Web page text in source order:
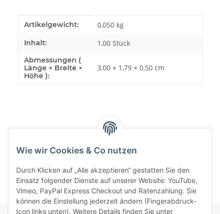
Wie wir Cookies & Co nutzen
Durch Klicken auf „Alle akzeptieren“ gestatten Sie den
Einsatz folgender Dienste auf unserer Website: YouTube,
Vimeo, PayPal Express Checkout und Ratenzahlung. Sie
können die Einstellung jederzeit ändern (Fingerabdruck-
Icon links unten). Weitere Details finden Sie unter
Produkteigenschaft
Wert
Artikelgewicht: 0,050 kg
Inhalt: 1,00 Stück
Abmessungen (
Länge × Breite ×
Höhe ):
3,00 × 1,79 × 0,50 cm